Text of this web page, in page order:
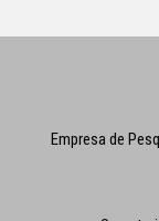
Empresa de